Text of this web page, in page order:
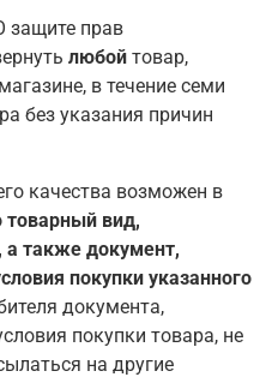
защите прав
любой товар,
в течение семи
без указания причин
качества возможен в
товарный вид,
а также документ,
покупки указанного
документа,
покупки товара, не
на другие